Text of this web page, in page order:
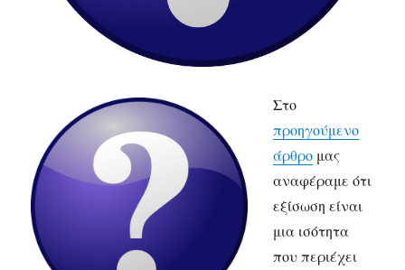
Στο
προηγούμενο
άρθρο μας
αναφέραμε ότι
εξίσωση είναι
μια ισότητα
που περιέχει